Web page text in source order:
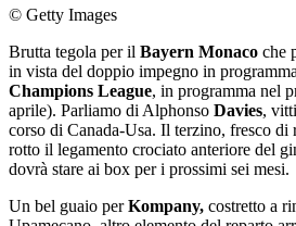
© Getty Images
Brutta tegola per il Bayern Monaco che
in vista del doppio impegno in
Champions League, in programma nel
aprile). Parliamo di Alphonso Davies,
corso di Canada-Usa. Il terzino, fresco di
rotto il legamento crociato anteriore del
dovrà stare ai box per i prossimi sei mesi.
Un bel guaio perKompany, costretto a